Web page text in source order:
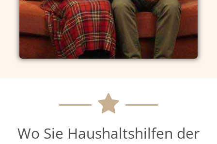
Wo Sie Haushaltshilfen der